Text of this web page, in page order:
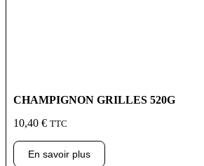
CHAMPIGNON GRILLES 520G
10,40 € TTC
En savoir plus